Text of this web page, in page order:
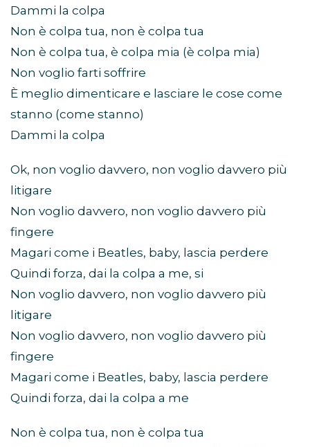
Dammi la colpa
Non è colpa tua, non è colpa tua
Non è colpa tua, è colpa mia (è colpa mia)
Non voglio farti soffrire
È meglio dimenticare e lasciare le cose come
stanno (come stanno)
Dammi la colpa
Ok, non voglio davvero, non voglio davvero più
litigare
Non voglio davvero, non voglio davvero più
fingere
Magari come i Beatles, baby, lascia perdere
Quindi forza, dai la colpa a me, si
Non voglio davvero, non voglio davvero più
litigare
Non voglio davvero, non voglio davvero più
fingere
Magari come i Beatles, baby, lascia perdere
Quindi forza, dai la colpa a me
Non è colpa tua, non è colpa tua